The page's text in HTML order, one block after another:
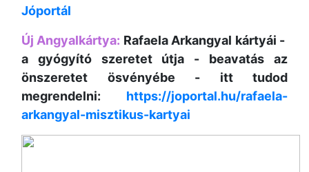
Jóportál
Új Angyalkártya: Rafaela Arkangyal kártyái -
a gyógyító szeretet útja - beavatás az
önszeretet ösvényébe - itt tudod
megrendelni: https://joportal.hu/rafaela-
arkangyal-misztikus-kartyai